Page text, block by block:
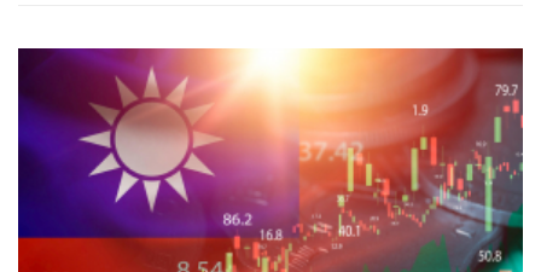
襲擊，集體同步走跌。記憶體概念股為什麼下跌？6月份因強勁財報
預期，股價累積了極大的漲幅，外資日前發布的記憶體產業報告，
向市場敲響警鐘，明確指出產業逐漸逼近「變化速率頂峰」，剛好
給了高檔獲利、短線投機的資金一個最佳的退場與重組藉口。然而
報告並非指記憶體價格要崩盤，而是指DRAM價格漲幅、庫存改善速
度、以及企業獲利預期上修的「幅度」都已經過了最快的衝刺期，
接下來的成長斜率會開始放緩。